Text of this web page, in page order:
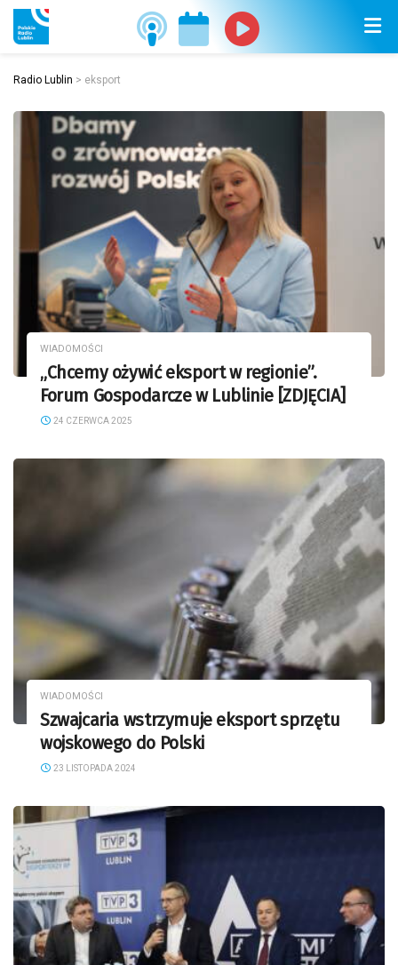
Radio Lublin > eksport
WIADOMOŚCI
„Chcemy ożywić eksport w regionie”.
Forum Gospodarcze w Lublinie [ZDJĘCIA]
24 CZERWCA 2025
WIADOMOŚCI
Szwajcaria wstrzymuje eksport sprzętu
wojskowego do Polski
23 LISTOPADA 2024